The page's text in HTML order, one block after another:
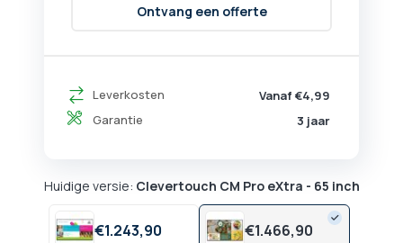
Leverkosten
Vanaf €4,99
Garantie
3 jaar
Ontvang een offerte
Huidige versie: Clevertouch CM Pro eXtra - 65 inch
€1.243,90 €1.466,90